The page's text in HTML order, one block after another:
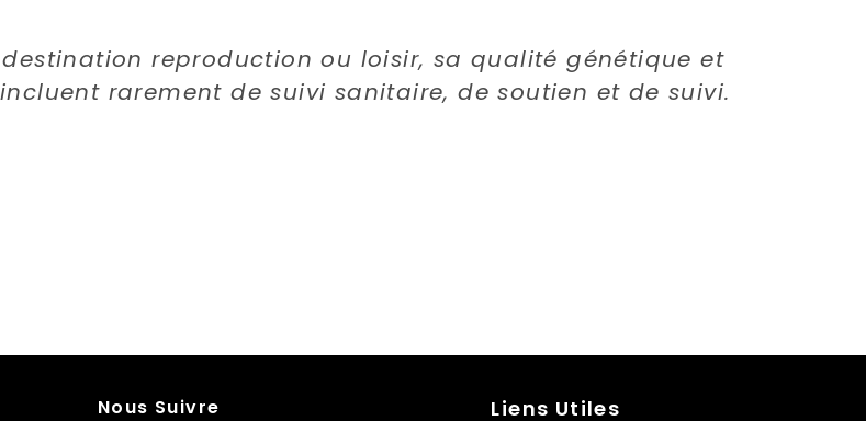
reproduction ou loisir, sa qualité génétique et
rarement de suivi sanitaire, de soutien et de suivi.
Nous Suivre Liens Utiles